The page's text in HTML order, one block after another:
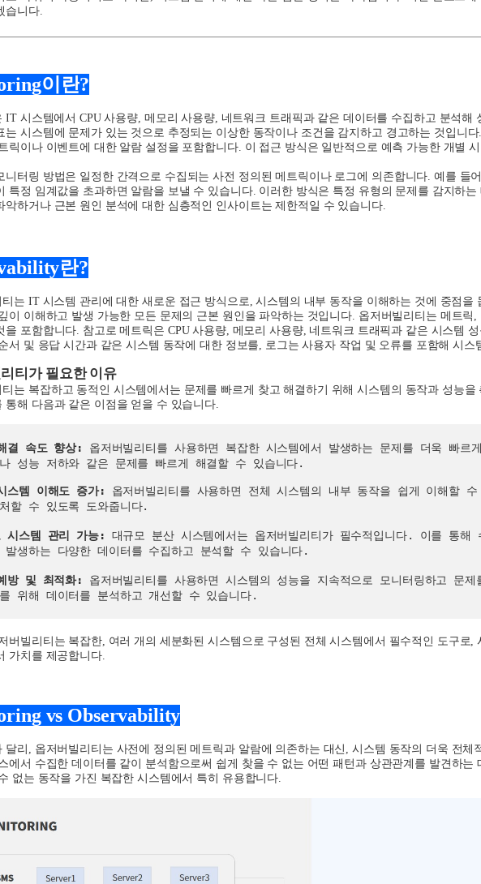
습니다.
이란?
IT 시스템에서 CPU사용량 메모리 사용량, 네트워크 트래픽과 같은 데이터를 수집하고 분석해
는 시스템에 문제가 있는 것으로 추정되는 이상한 동작이나 조건을 감지하고 경고하는 것입니다.
릭이나 이벤트에 대한 알람 설정을 포함합니다. 이 접근 방식은 일반적으로 예측 가능한 개별
니터링 방법은 일정한 간격으로 수집되는 사전 정의된 메트릭이나 로그에 의존합니다 예를 들어
특정 임계값을 초과하면 알람을 보낼 수 있습니다. 이러한 방식은 특정 유형의 문제를 감지하
악하거나 근본 원인 분석에 대한 심층적인 인사이트는 제한적일 수 있습니다.
란?
는 IT 시스템 관리에 대한 새로운 접근 방식으로 ,시스템의 내부 동작을 이해하는 것에 중점을
이 이해하고 발생 가능한 모든 문제의 근본 원인을 파악하는 것입니다 옵저버빌리티는 메트릭
을 포함합니다 참고로 메트릭은 CPU사용량, 메모리 사용량, 네트워크 트래픽과 같은 시스템
서 및 응답 시간과 같은 시스템 동작에 대한 정보를
로그는 사용자 작업 및 오류를 포함해 시스
티가 필요한 이유
티는 복잡하고 동적인 시스템에서는 문제를 빠르게 찾고 해결하기 위해 시스템의 동작과 성능
통해 다음과 같은 이점을 얻을 수 있습니다.
결 속도 향상: 옵저버빌리티를 사용하면 복잡한 시스템에서 발생하는 문제를 더욱 빠르
성능 저하와 같은 문제를 빠르게 해결할 수 있습니다.
스템 이해도 증가:
옵저버빌리티를 사용하면 전체 시스템의 내부 동작을 쉽게 이해할
할 수 있도록 도와줍니다.
시스템 관리 가능:
대규모 분산 시스템에서는 옵저버빌리티가 필수적입니다. 이를 통
발생하는 다양한 데이터를 수집하고 분석할 수 있습니다.
방 및 최적화:
옵저버빌리티를 사용하면 시스템의 성능을 지속적으로 모니터링하고 문
위해 데이터를 분석하고 개선할 수 있습니다.
버빌리티는 복잡한, 여러 개의 세분화된 시스템으로 구성된 전체 시스템에서 필수적인 도구로,
가치를 제공합니다.
vs Observability
달리 옵저버빌리티는 사전에 정의된 메트릭과 알람에 의존하는 대신 ,시스템 동작의 더욱 전체
에서 수집한 데이터를 같이 분석함으로써 쉽게 찾을 수 없는 어떤 패턴과 상관관계를 발견하는
없는 동작을 가진 복잡한 시스템에서 특히 유용합니다